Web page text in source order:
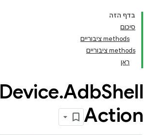
בדף הזה
סיכום
‫methods ציבוריים
‫methods ציבוריים
ראן
Device.AdbShell
Action